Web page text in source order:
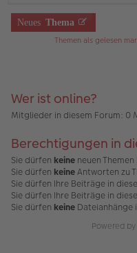
tr
a
e
n
er
n
g
ei
tr
Neues Thema
Themen als gelesen
Wer ist online?
Mitglieder in diesem Forum: 0
Berechtigungen in
Sie dürfen keine neuen
Sie dürfen keineAntworten zu
Sie dürfen Ihre Beiträge in
Sie dürfen Ihre Beiträge in
Sie dürfen keine Dateianhänge
Powered by